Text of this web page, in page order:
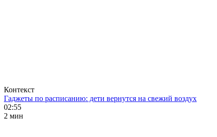
Контекст
Гаджеты по расписанию: дети вернутся на свежий воздух
02:55
2 мин